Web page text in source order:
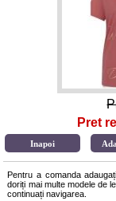
Pret
Pentru a comanda
doriți mai multe modele de
continuați navigarea.